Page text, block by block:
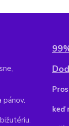
pánov.
Pr
keď